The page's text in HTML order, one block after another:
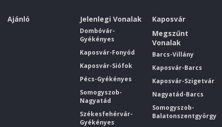
Ajánló Jelenlegi Vonalak
Dombóvár-
Gyékényes
Kaposvár-Fonyód
Kaposvár-Siófok
Pécs-Gyékényes
Somogyszob-
Nagyatád
Székesfehérvár-
Gyékényes
Kaposvár
Megszűnt
Vonalak
Barcs-Villány
Kaposvár-Barcs
Kaposvár-Szigetvár
Nagyatád-Barcs
Somogyszob-
Balatonszentgyörgy